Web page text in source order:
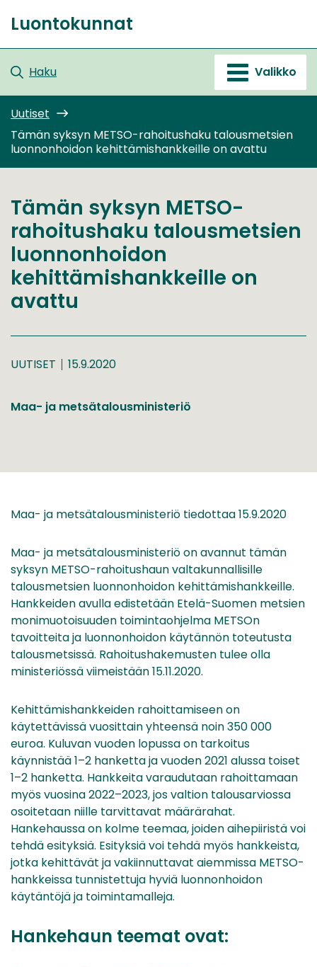
sisältöön
Etusivu
Luontokunnat
Haku Valikko
Uutiset
Tämän syksyn METSO-rahoitushaku talousmetsien
luonnonhoidon kehittämishankkeille on avattu
Tämän syksyn METSO-
rahoitushaku talousmetsien
luonnonhoidon
kehittämishankkeille on
avattu
UUTISET 15.9.2020
Maa- ja metsätalousministeriö
Maa- ja metsätalousministeriö tiedottaa 15.9.2020
Maa- ja metsätalousministeriö on avannut tämän
syksyn METSO-rahoitushaun valtakunnallisille
talousmetsien luonnonhoidon kehittämishankkeille.
Hankkeiden avulla edistetään Etelä-Suomen metsien
monimuotoisuuden toimintaohjelma METSOn
tavoitteita ja luonnonhoidon käytännön toteutusta
talousmetsissä. Rahoitushakemusten tulee olla
ministeriössä viimeistään 15.11.2020.
Kehittämishankkeiden rahoittamiseen on
käytettävissä vuosittain yhteensä noin 350 000
euroa. Kuluvan vuoden lopussa on tarkoitus
käynnistää 1–2 hanketta ja vuoden 2021 alussa toiset
1–2 hanketta. Hankkeita varaudutaan rahoittamaan
myös vuosina 2022–2023, jos valtion talousarviossa
osoitetaan niille tarvittavat määrärahat.
Hankehaussa on kolme teemaa, joiden aihepiiristä voi
tehdä esityksiä. Esityksiä voi tehdä myös hankkeista,
jotka kehittävät ja vakiinnuttavat aiemmissa METSO-
hankkeissa tunnistettuja hyviä luonnonhoidon
käytäntöjä ja toimintamalleja.
Hankehaun teemat ovat: